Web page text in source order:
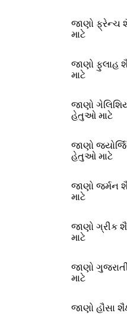
જાણો ફ્રેન્ચ
માટે
જાણો ફુલાહ
માટે
જાણો
હેતુઓ માટે
જાણો
હેતુઓ માટે
જાણો જર્મન
માટે
જાણો ગ્રીક
માટે
જાણો
માટે
જાણો હૌસા